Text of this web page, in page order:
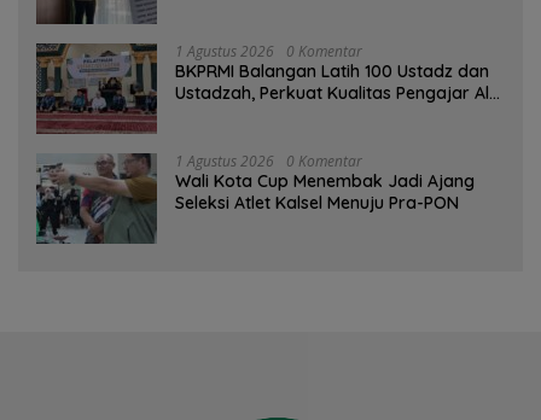
1 Agustus 2026 0 Komentar
BKPRMI Balangan Latih 100 Ustadz dan
Ustadzah, Perkuat Kualitas Pengajar Al-
1 Agustus 2026 0 Komentar
Wali Kota Cup Menembak Jadi Ajang
Seleksi Atlet Kalsel Menuju Pra-PON